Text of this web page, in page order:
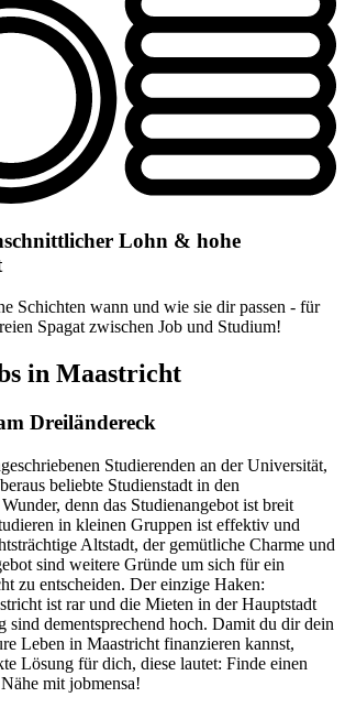
Lohn & hohe
Schichten wann und wie sie dir passen - für
Spagat zwischen Job und Studium!
in Maastricht
Dreiländereck
Studierenden an der Universität,
beliebte Studienstadt in den
denn das Studienangebot ist breit
in kleinen Gruppen ist effektiv und
Altstadt, der gemütliche Charme und
sind weitere Gründe um sich für ein
zu entscheiden. Der einzige Haken:
ist rar und die Mieten in der Hauptstadt
sind dementsprechend hoch. Damit du dir dein
Leben in Maastricht finanzieren kannst,
Lösung für dich, diese lautet: Finde einen
mit jobmensa!